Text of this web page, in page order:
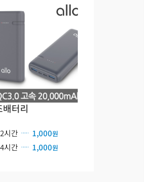
배터리
시간 1,000원
시간 1,000원